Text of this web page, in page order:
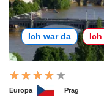
Ich war da
Europa Prag